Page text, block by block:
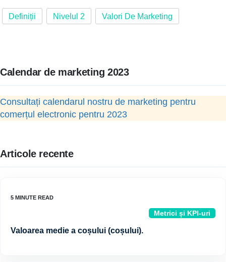
Definiții Nivelul 2 Valori De Marketing
Calendar de marketing 2023
Consultați calendarul nostru de marketing pentru
comerțul electronic pentru 2023
Articole recente
Metrici și KPI-uri
Valoarea medie a coșului (coșului).